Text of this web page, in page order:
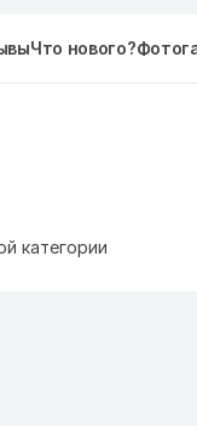
Что нового?
категории